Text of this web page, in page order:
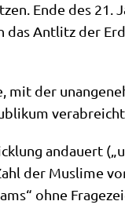
Ende des 21.
Ant­litz der
mit der
andau­ert
der Mus­li­me
ohne